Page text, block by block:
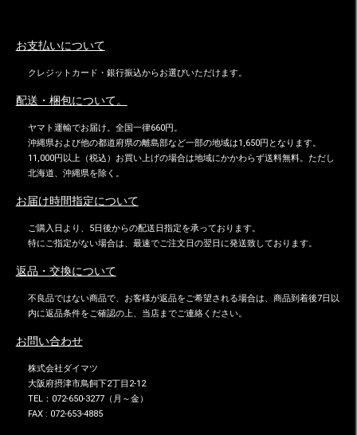
お支払いについて
クレジットカード・銀行振込からお選びいただけます。
配送・梱包について。
ヤマト運輸でお届け。全国一律660円。
沖縄県および他の都道府県の離島部など一部の地域は1,650円となります。
11,000円以上（税込）お買い上げの場合は地域にかかわらず送料無料。ただし
北海道、沖縄県を除く。
お届け時間指定について
ご購入日より、5日後からの配送日指定を承っております。
特にご指定がない場合は、最速でご注文日の翌日に発送致しております。
返品・交換について
不良品ではない商品で、お客様が返品をご希望される場合は、商品到着後7日以
内に返品条件をご確認の上、当店までご連絡ください。
お問い合わせ
株式会社ダイマツ
大阪府摂津市鳥飼下2丁目2-12
TEL：072-650-3277（月～金）
FAX : 072-653-4885